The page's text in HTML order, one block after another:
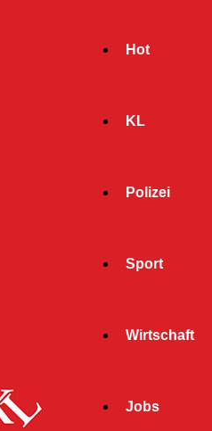
Hot
KL
Polizei
Sport
Wirtschaft
Jobs